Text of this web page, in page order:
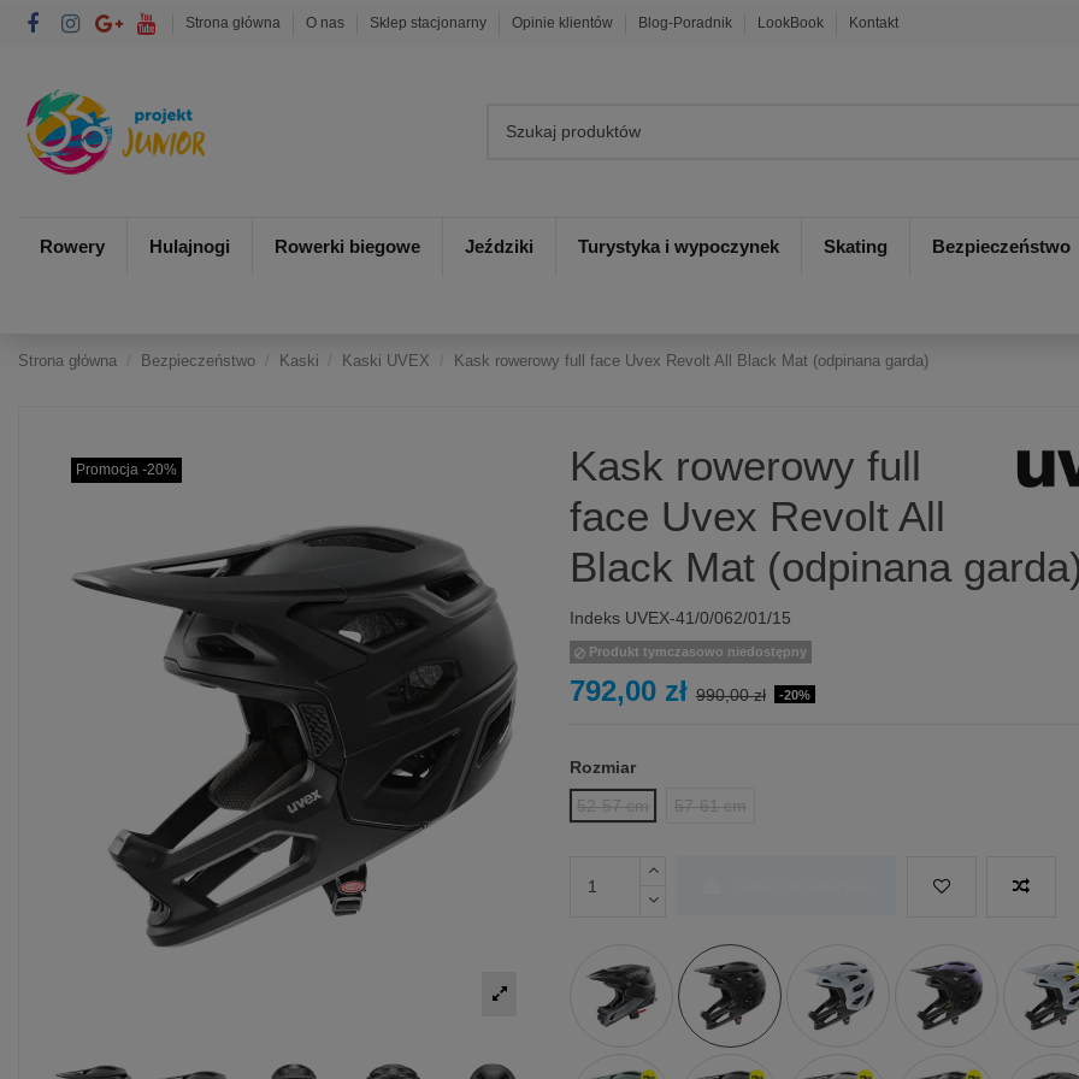
Strona główna O nas Sklep stacjonarny Opinie klientów Blog-Poradnik LookBook Kontakt
Rowery Hulajnogi Rowerki biegowe Jeździki Turystyka i wypoczynek Skating Bezpieczeństwo
Strona główna Bezpieczeństwo Kaski Kaski UVEX Kask rowerowy full face Uvex Revolt All Black Mat (odpinana garda)
Promocja -20%
Kask rowerowy full
face Uvex Revolt All
Black Mat (odpinana
Indeks UVEX-41/0/062/01/15
Produkt tymczasowo niedostępny
792,00 zł 990,00 zł -20%
Rozmiar
52-57 cm
57-61 cm